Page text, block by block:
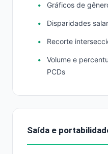
Gráficos de
Disparidades
Recorte
Volume e
PCDs
Saída e